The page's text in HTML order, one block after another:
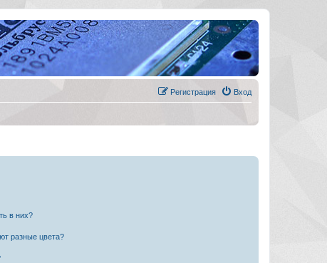
Вход
Регистрация
в них?
разные цвета?